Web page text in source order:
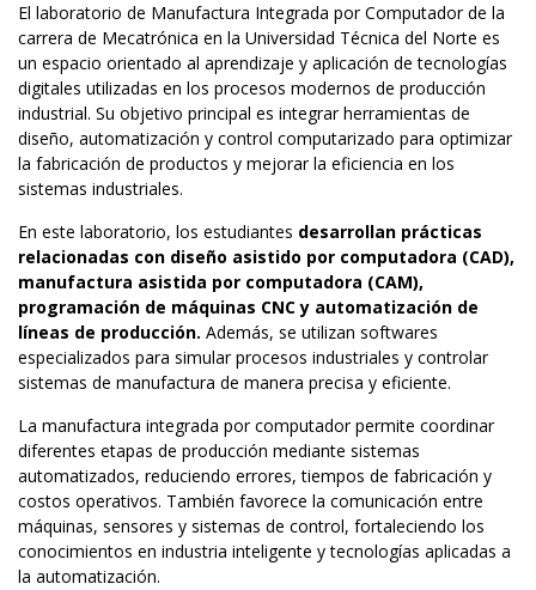
El laboratorio de Manufactura Integrada por Computador de la
carrera de Mecatrónica en la Universidad Técnica del Norte es
un espacio orientado al aprendizaje y aplicación de tecnologías
digitales utilizadas en los procesos modernos de producción
industrial. Su objetivo principal es integrar herramientas de
diseño, automatización y control computarizado para optimizar
la fabricación de productos y mejorar la eficiencia en los
sistemas industriales.
En este laboratorio, los estudiantes desarrollan prácticas
relacionadas con diseño asistido por computadora (CAD),
manufactura asistida por computadora (CAM),
programación de máquinas CNC y automatización de
líneas de producción. Además, se utilizan softwares
especializados para simular procesos industriales y controlar
sistemas de manufactura de manera precisa y eficiente.
La manufactura integrada por computador permite coordinar
diferentes etapas de producción mediante sistemas
automatizados, reduciendo errores, tiempos de fabricación y
costos operativos. También favorece la comunicación entre
máquinas, sensores y sistemas de control, fortaleciendo los
conocimientos en industria inteligente y tecnologías aplicadas a
la automatización.